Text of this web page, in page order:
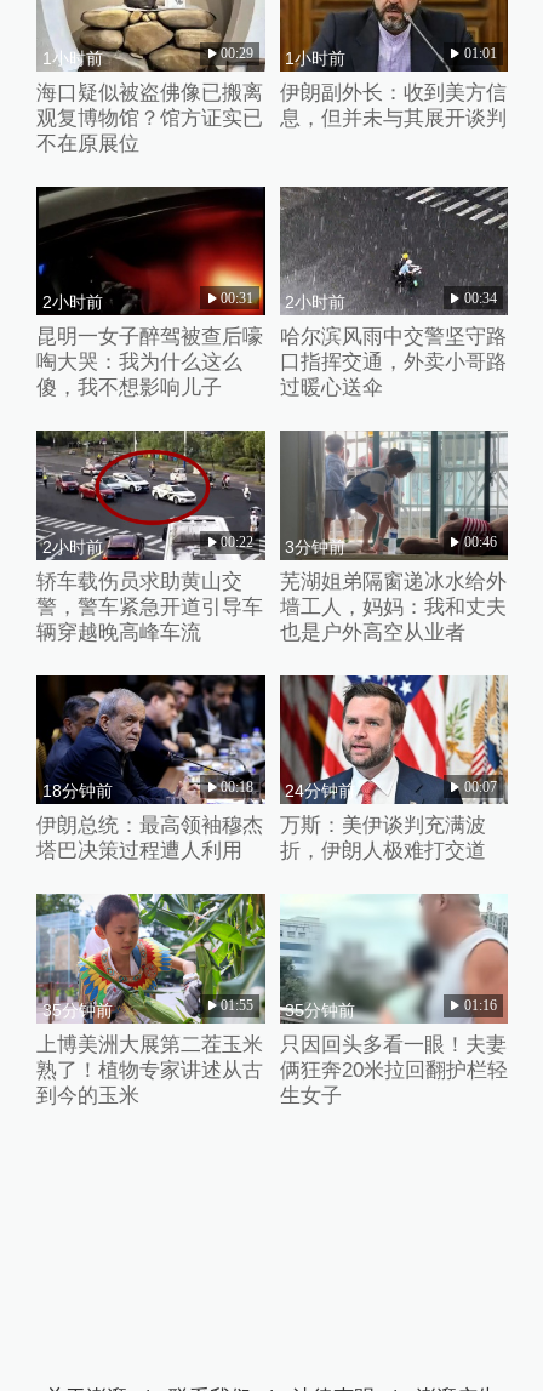
1小时前 00:29
海口疑似被盗佛像已搬离
观复博物馆？馆方证实已
不在原展位
1小时前 01:01
伊朗副外长：收到美方信
息，但并未与其展开谈判
2小时前 00:31
昆明一女子醉驾被查后嚎
啕大哭：我为什么这么
傻，我不想影响儿子
2小时前 00:34
哈尔滨风雨中交警坚守路
口指挥交通，外卖小哥路
过暖心送伞
2小时前 00:22
轿车载伤员求助黄山交
警，警车紧急开道引导车
辆穿越晚高峰车流
3分钟前 00:46
芜湖姐弟隔窗递冰水给外
墙工人，妈妈：我和丈夫
也是户外高空从业者
18分钟前 00:18
伊朗总统：最高领袖穆杰
塔巴决策过程遭人利用
24分钟前 00:07
万斯：美伊谈判充满波
折，伊朗人极难打交道
35分钟前 01:55
上博美洲大展第二茬玉米
熟了！植物专家讲述从古
到今的玉米
35分钟前 01:16
只因回头多看一眼！夫妻
俩狂奔20米拉回翻护栏轻
生女子